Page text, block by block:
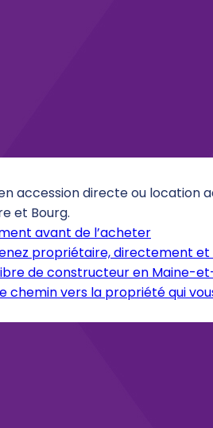
accession directe ou location
et Bourg.
avant de l’acheter
propriétaire, directement
de constructeur en Maine-
chemin vers la propriété qui